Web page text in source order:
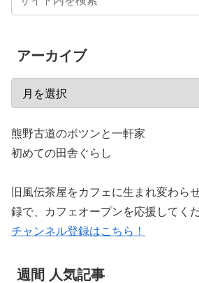
アーカイブ
熊野古道のポツンと一軒家
初めての田舎ぐらし
旧風伝茶屋をカフェに生まれ変わら
録で、カフェオープンを応援してく
チャンネル登録はこちら！
週間 人気記事